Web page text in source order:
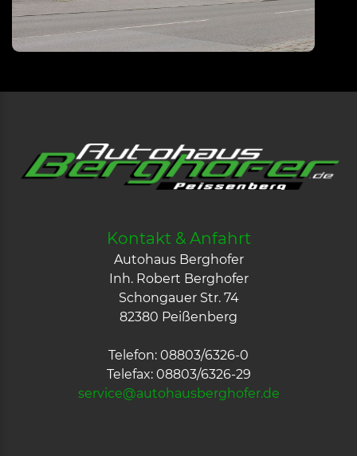
Kontakt & Anfahrt
Autohaus Berghofer
Inh. Robert Berghofer
Schongauer Str. 74
82380 Peißenberg
Telefon: 08803/6326-0
Telefax: 08803/6326-29
service@autohausberghofer.de